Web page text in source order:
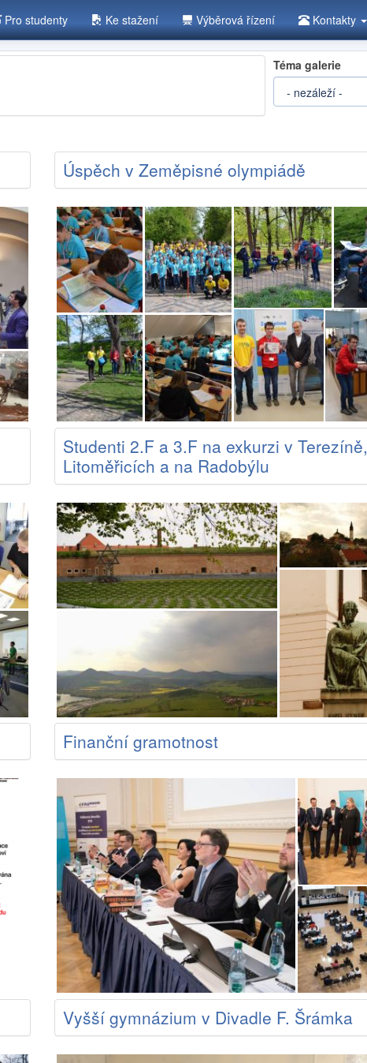
Pro studenty Ke stažení Výběrová řízení Kontakty
Téma galerie
Úspěch v Zeměpisné olympiádě
Studenti 2.F a 3.F na exkurzi v Terezíně,
Litoměřicích a na Radobýlu
Finanční gramotnost
Vyšší gymnázium v Divadle F. Šrámka